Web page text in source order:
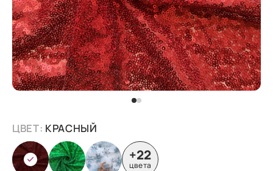
ЦВЕТ: КРАСНЫЙ
+22
цвета